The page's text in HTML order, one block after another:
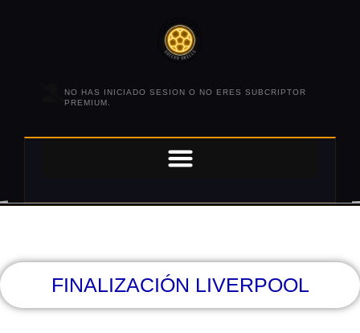
NO HAS INICIADO SESION O NO ERES SUBCRIPTOR
PREMIUM.
FINALIZACIÓN LIVERPOOL